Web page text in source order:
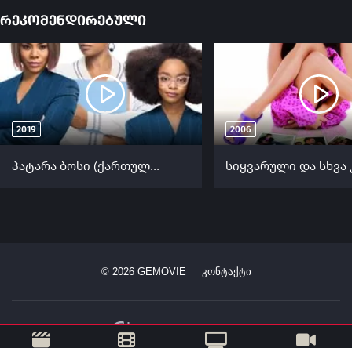
რეკომენდირებული
2019
პატარა ბოსი (ქართულად) / Little (Patara Bosi Qartulad) ქართულად 2019
2006
© 2026GEMOVIE კონტაქტი